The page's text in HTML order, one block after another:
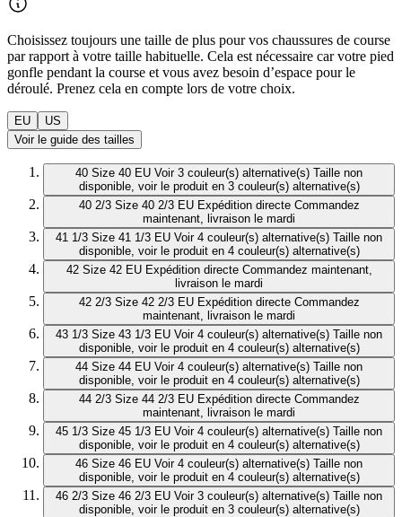
Choisissez toujours une taille de plus pour vos chaussures de course
par rapport à votre taille habituelle. Cela est nécessaire car votre pied
gonfle pendant la course et vous avez besoin d’espace pour le
déroulé. Prenez cela en compte lors de votre choix.
EU
US
Voir le guide des tailles
40 Size 40 EU Voir 3 couleur(s) alternative(s) Taille non
disponible, voir le produit en 3 couleur(s) alternative(s)
40 2/3 Size 40 2/3 EU Expédition directe Commandez
maintenant, livraison le mardi
41 1/3 Size 41 1/3 EU Voir 4 couleur(s) alternative(s) Taille non
disponible, voir le produit en 4 couleur(s) alternative(s)
42 Size 42 EU Expédition directe Commandez maintenant,
livraison le mardi
42 2/3 Size 42 2/3 EU Expédition directe Commandez
maintenant, livraison le mardi
43 1/3 Size 43 1/3 EU Voir 4 couleur(s) alternative(s) Taille non
disponible, voir le produit en 4 couleur(s) alternative(s)
44 Size 44 EU Voir 4 couleur(s) alternative(s) Taille non
disponible, voir le produit en 4 couleur(s) alternative(s)
44 2/3 Size 44 2/3 EU Expédition directe Commandez
maintenant, livraison le mardi
45 1/3 Size 45 1/3 EU Voir 4 couleur(s) alternative(s) Taille non
disponible, voir le produit en 4 couleur(s) alternative(s)
46 Size 46 EU Voir 4 couleur(s) alternative(s) Taille non
disponible, voir le produit en 4 couleur(s) alternative(s)
46 2/3 Size 46 2/3 EU Voir 3 couleur(s) alternative(s) Taille non
disponible, voir le produit en 3 couleur(s) alternative(s)